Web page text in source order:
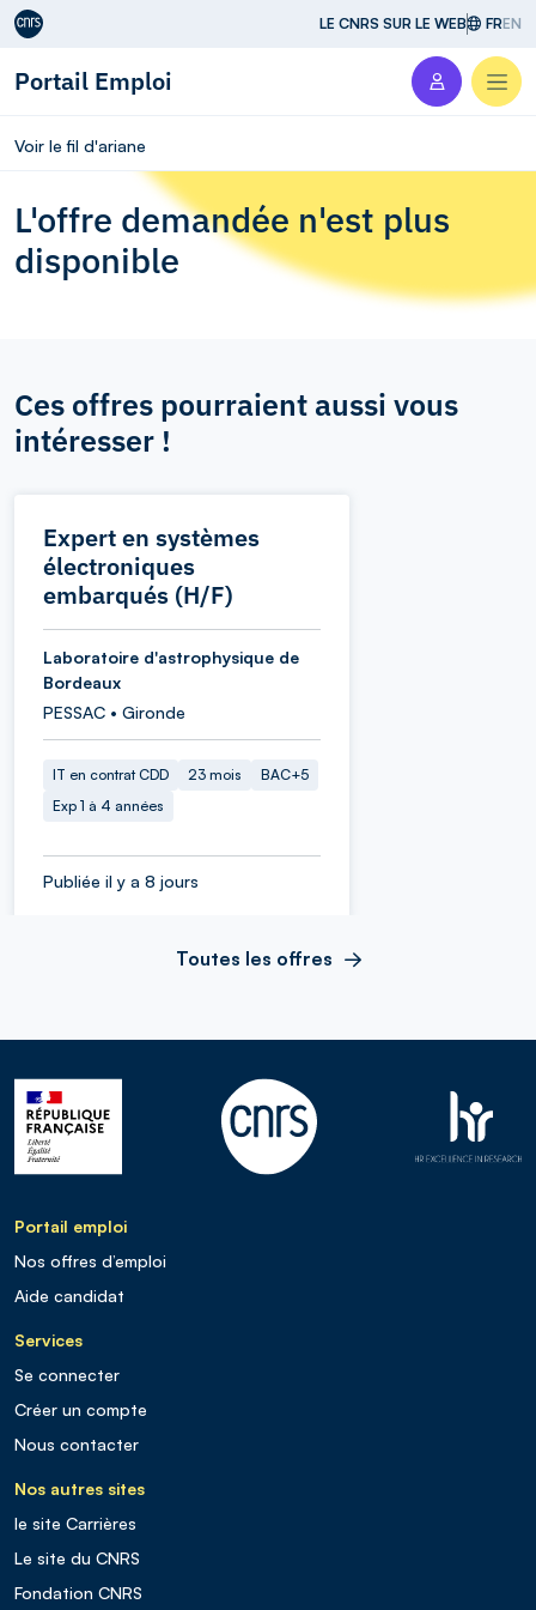
Aller au contenu LE CNRS SUR LE WEB FREN
Portail Emploi
Voir le fil d'ariane
L'offre demandée n'est plus
disponible
Ces offres pourraient aussi vous
intéresser !
Expert en systèmes
électroniques
embarqués (H/F)
Laboratoire d'astrophysique de
Bordeaux
PESSAC • Gironde
IT en contrat CDD 23 mois
BAC+5
Exp 1 à 4 années
Publiée il y a 8 jours
Toutes les offres
Portail emploi
Nos offres d’emploi
Aide candidat
Services
Se connecter
Créer un compte
Nous contacter
Nos autres sites
le site Carrières
Le site du CNRS
Fondation CNRS